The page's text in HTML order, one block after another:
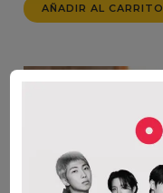
AÑADIR AL CARRITO